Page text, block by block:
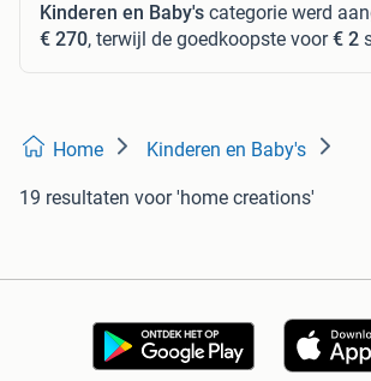
Kinderen en Baby's categorie werd
€ 270, terwijl de goedkoopste voor€ 2
Home Kinderen en Baby's
19 resultaten voor 'home creations'